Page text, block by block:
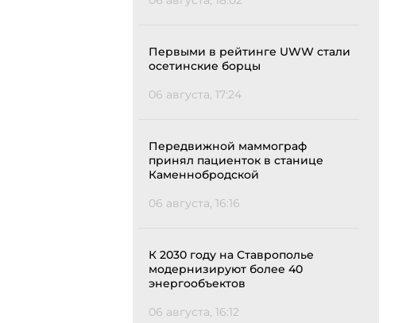
Первыми в рейтинге UWW стали
осетинские борцы
06 августа, 17:24
Передвижной маммограф
принял пациенток в станице
Каменнобродской
06 августа, 16:16
К 2030 году на Ставрополье
модернизируют более 40
энергообъектов
06 августа, 16:12